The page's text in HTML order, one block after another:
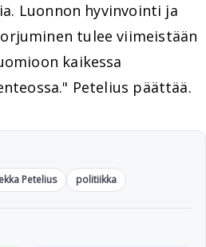
Luonnon hyvinvointi ja
tulee viimeistään
kaikessa
Petelius päättää.
Petelius politiikka